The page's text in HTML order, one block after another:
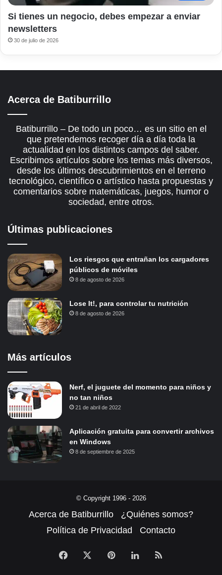
Si tienes un negocio, debes empezar a enviar
newsletters
30 de julio de 2026
Acerca de Batiburrillo
Batiburrillo – De todo un poco… es un sitio en el
que pretendemos recoger día a día toda la
actualidad en los distintos campos del saber.
Escribimos artículos sobre los temas más diversos,
desde los últimos descubrimientos en el terreno
tecnológico, científico o artístico hasta propuestas y
comentarios sobre matemáticas, juegos, humor o
sociedad, entre otros.
Últimas publicaciones
Los riesgos que entrañan los cargadores
públicos de móviles
8 de agosto de 2026
Lose It!, para controlar tu nutrición
8 de agosto de 2026
Más artículos
Nerf, el juguete del momento para niños y
no tan niños
21 de abril de 2022
Aplicación gratuita para convertir archivos
en Windows
8 de septiembre de 2025
© Copyright 1996 - 2026
Acerca de Batiburrillo
¿Quiénes somos?
Política de Privacidad
Contacto
Facebook PinterestLinkedInRSS